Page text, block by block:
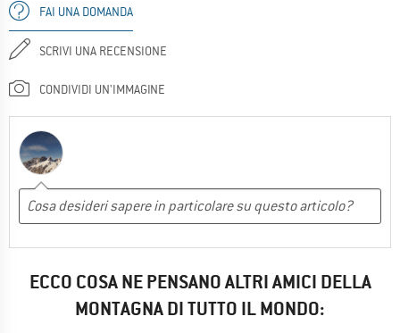
FAI UNA DOMANDA
SCRIVI UNA RECENSIONE
CONDIVIDI UN'IMMAGINE
ECCO COSA NE PENSANO ALTRI AMICI DELLA
MONTAGNA DI TUTTO IL MONDO: